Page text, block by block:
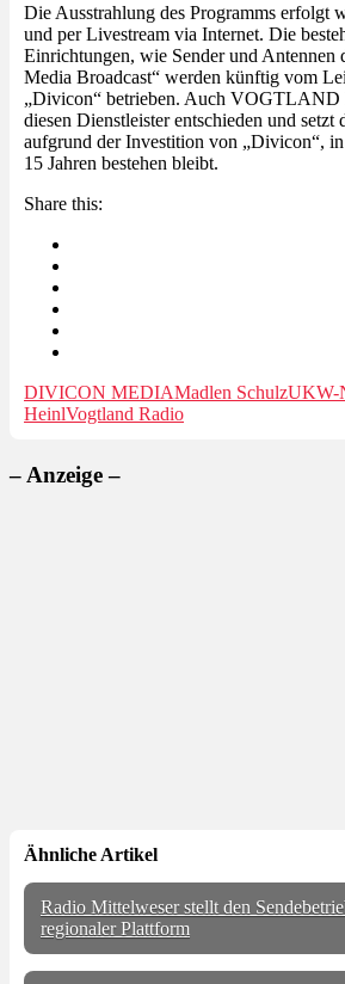
Die Ausstrahlung des Programms erfolgt
und per Livestream via Internet. Die
Einrichtungen, wie Sender und Antennen
Media Broadcast“ werden künftig vom
„Divicon“ betrieben. Auch
diesen Dienstleister entschieden und setzt
aufgrund der Investition von „Divicon“,
15 Jahren bestehen bleibt.
Share this:
DIVICON MEDIAMadlen SchulzUKW-
HeinlVogtland Radio
– Anzeige –
Ähnliche Artikel
Radio Mittelweser stellt den
regionaler Plattform